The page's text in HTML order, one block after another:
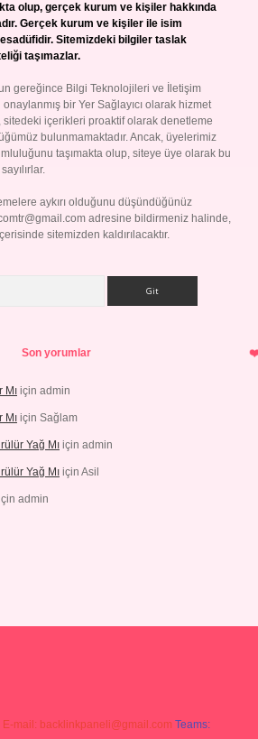
olup, gerçek kurum ve kişiler hakkında
Gerçek kurum ve kişiler ile isim
Sitemizdeki bilgiler taslak
taşımazlar.
gereğince Bilgi Teknolojileri ve İletişim
bir Yer Sağlayıcı olarak hizmet
içerikleri proaktif olarak denetleme
bulunmamaktadır. Ancak, üyelerimiz
taşımakta olup, siteye üye olarak bu
aykırı olduğunu düşündüğünüz
adresine bildirmeniz halinde,
sitemizden kaldırılacaktır.
Son yorumlar
Mı için admin
Mı için Sağlam
Yağ Mı için admin
Yağ Mı için Asil
admin
E-mail: backlinkpaneli@gmail.com Teams: